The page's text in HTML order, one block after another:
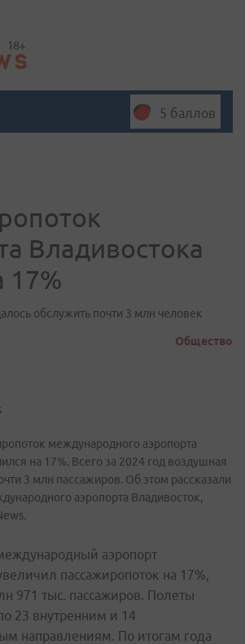
5 баллов
Владивостока
17%
обслужить почти 3 млн человек
Общество
международного аэропорта
на 17%. Всего за 2024 год воздушная
3 млн пассажиров. Об этом рассказали
аэропорта Владивосток,
аэропорт
пассажиропоток на 17%,
971 тыс. пассажиров. Полеты
23 внутренним и 14
направлениям. По итогам года